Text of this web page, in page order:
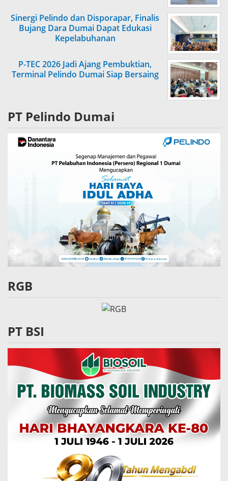
Sinergi Pelindo dan Disporapar, Finalis
Bujang Dara Dumai Dapat Edukasi
Kepelabuhanan
P-TEC 2026 Jadi Ajang Pembuktian,
Terminal Pelindo Dumai Siap Bersaing
PT Pelindo Dumai
RGB
PT BSI